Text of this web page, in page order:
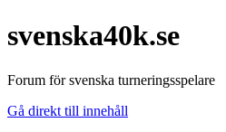
svenska40k.se
Forum för svenska turneringsspelare
Gå direkt till innehåll